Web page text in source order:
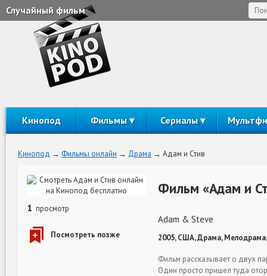
Случайный фильм
Кинопод Фильмы Сериалы
Кинопод Фильмы онлайн Драма Адам и Стив
1 просмотр
Фильм «Адам и
Adam & Steve
2005, США, Драма,
Фильм рассказывает о двух
Один просто пришел туда